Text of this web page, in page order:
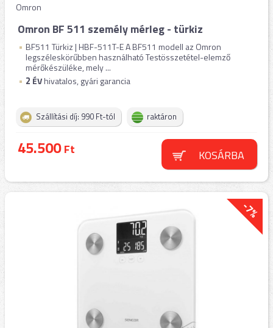
Omron
Omron BF 511 személy mérleg - türkiz
BF511 Türkiz | HBF-511T-E A BF511 modell az Omron
legszéleskörűbben használható Testösszetétel-elemző
mérőkészüléke, mely ...
2 ÉVhivatalos, gyári garancia
Szállítási díj: 990 Ft-tól raktáron
45.500Ft KOSÁRBA
-7%